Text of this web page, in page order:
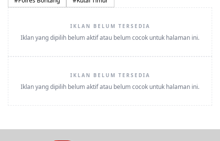
IKLAN BELUM TERSEDIA
Iklan yang dipilih belum aktif atau belum cocok untuk halaman ini.
IKLAN BELUM TERSEDIA
Iklan yang dipilih belum aktif atau belum cocok untuk halaman ini.